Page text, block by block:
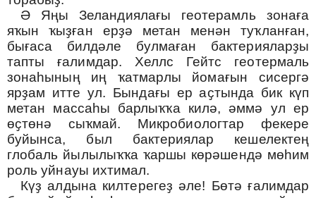
Ә Яңы Зеландиялағы геотерамль зонаға
яҡын ҡыҙған ерҙә метан менән туҡланған,
бығаса билдәле булмаған бактерияларҙы
тапты ғалимдар. Хеллс Гейтс геотермаль
зонаһының иң ҡатмарлы йомағын сисергә
ярҙам итте ул. Бындағы ер аҫтында бик күп
метан массаһы барлыҡҡа килә, әммә ул ер
өҫтөнә сыҡмай. Микробиологтар фекере
буйынса, был бактериялар кешелектең
глобаль йылылыҡҡа ҡаршы көрәшендә мөһим
роль уйнауы ихтимал.
Күҙ алдына килтерегеҙ әле! Бөтә ғалимдар